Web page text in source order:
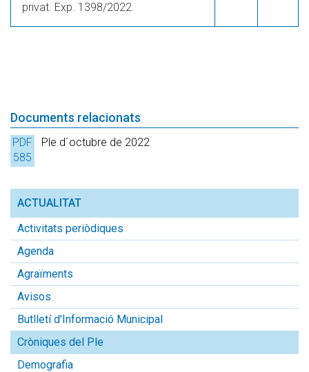
privat. Exp. 1398/2022.
Documents relacionats
PDF
585
Ple d´octubre de 2022
ACTUALITAT
Activitats periòdiques
Agenda
Agraïments
Avisos
Butlletí d'Informació Municipal
Cròniques del Ple
Demografia